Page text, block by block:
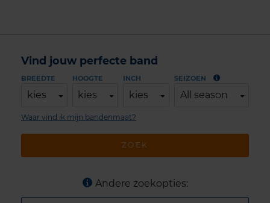
Vind jouw perfecte band
BREEDTE
kies
HOOGTE
kies
INCH
kies
SEIZOEN
All season
ZOEK
Waar vind ik mijn bandenmaat?
Andere zoekopties: